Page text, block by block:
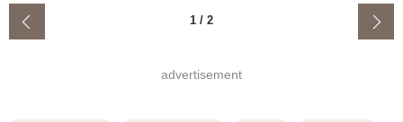
1 / 2
advertisement